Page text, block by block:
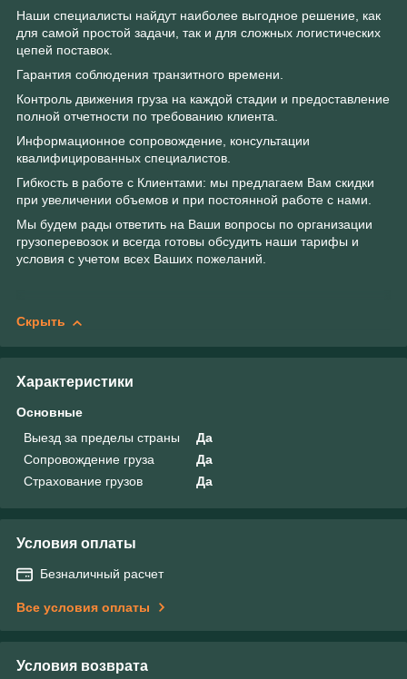
Наши специалисты найдут наиболее выгодное решение, как
для самой простой задачи, так и для сложных логистических
цепей поставок.
Гарантия соблюдения транзитного времени.
Контроль движения груза на каждой стадии и предоставление
полной отчетности по требованию клиента.
Информационное сопровождение, консультации
квалифицированных специалистов.
Гибкость в работе с Клиентами: мы предлагаем Вам скидки
при увеличении объемов и при постоянной работе с нами.
Мы будем рады ответить на Ваши вопросы по организации
грузоперевозок и всегда готовы обсудить наши тарифы и
условия с учетом всех Ваших пожеланий.
Скрыть
Характеристики
Основные
Выезд за пределы страны
Да
Сопровождение груза
Да
Страхование грузов
Да
Условия оплаты
Безналичный расчет
Все условия оплаты
Условия возврата